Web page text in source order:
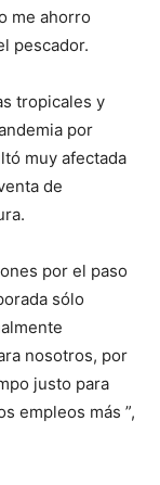
me ahorro
pescador.
tropicales y
por
muy afectada
de
por el paso
sólo
nosotros, por
justo para
empleos más ”,